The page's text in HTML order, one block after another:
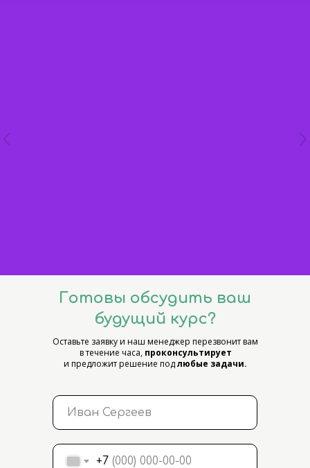
+7
Готовы обсудить ваш
будущий курс?
Оставьте заявку и наш менеджер перезвонит вам
в течение часа, проконсультирует
и предложит решение подлюбые задачи.